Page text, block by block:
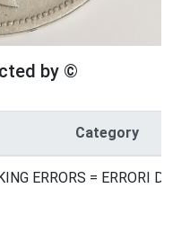
by ©
Category
ERRORS = ERRORI DI